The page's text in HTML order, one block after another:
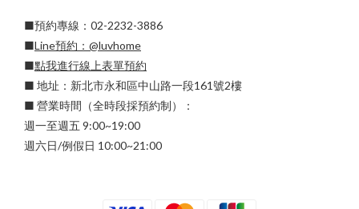
■預約專線：02-2232-3886
■Line預約： @luvhome
■點我進行線上表單預約
■ 地址：新北市永和區中山路一段161號2樓
■ 營業時間（全時段採預約制）：
週一至週五 9:00~19:00
週六日/例假日 10:00~21:00